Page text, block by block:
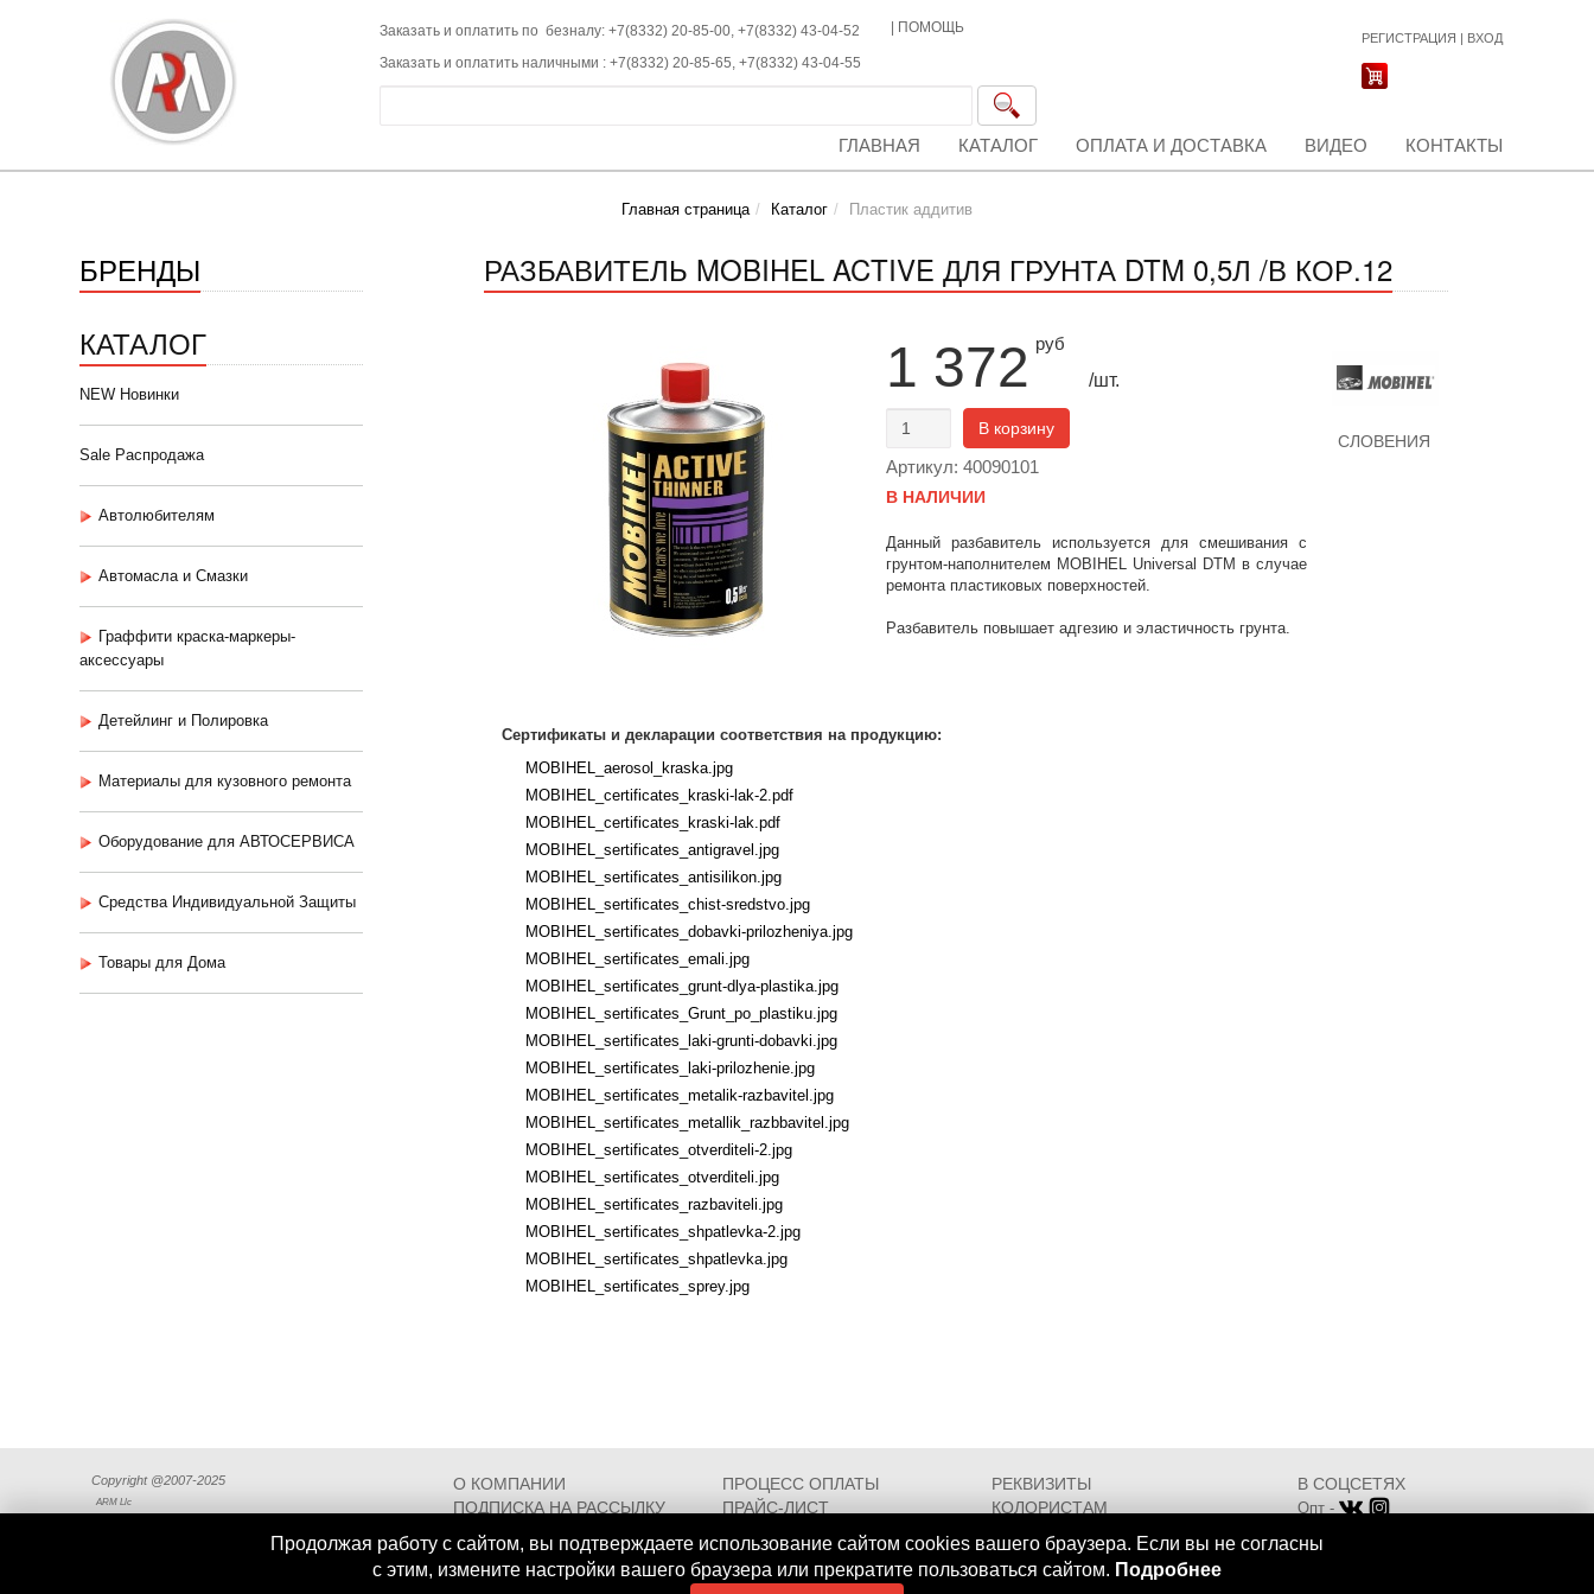
Заказать и оплатить по безналу: +7(8332) 20-85-00, +7(8332) 43-04-52
Заказать и оплатить наличными : +7(8332) 20-85-65, +7(8332) 43-04-55
ПОМОЩЬ
РЕГИСТРАЦИЯ | ВХОД
ГЛАВНАЯ КАТАЛОГ ОПЛАТА И ДОСТАВКА ВИДЕО КОНТАКТЫ
Главная страница Каталог Пластик аддитив
БРЕНДЫ
КАТАЛОГ
NEW Новинки
Sale Распродажа
Автолюбителям
Автомасла и Смазки
Граффити краска-маркеры-
аксессуары
Детейлинг и Полировка
Материалы для кузовного ремонта
Оборудование для АВТОСЕРВИСА
Средства Индивидуальной Защиты
Товары для Дома
РАЗБАВИТЕЛЬ MOBIHEL ACTIVE ДЛЯ ГРУНТА DTM 0,5Л /В КОР.12
1 372 руб
/шт.
В корзину
Артикул: 40090101
В НАЛИЧИИ
Данный разбавитель используется для смешивания с
грунтом-наполнителем MOBIHEL Universal DTM в случае
ремонта пластиковых поверхностей.
Разбавитель повышает адгезию и эластичность грунта.
СЛОВЕНИЯ
Сертификаты и декларации соответствия на продукцию:
MOBIHEL_aerosol_kraska.jpg
MOBIHEL_certificates_kraski-lak-2.pdf
MOBIHEL_certificates_kraski-lak.pdf
MOBIHEL_sertificates_antigravel.jpg
MOBIHEL_sertificates_antisilikon.jpg
MOBIHEL_sertificates_chist-sredstvo.jpg
MOBIHEL_sertificates_dobavki-prilozheniya.jpg
MOBIHEL_sertificates_emali.jpg
MOBIHEL_sertificates_grunt-dlya-plastika.jpg
MOBIHEL_sertificates_Grunt_po_plastiku.jpg
MOBIHEL_sertificates_laki-grunti-dobavki.jpg
MOBIHEL_sertificates_laki-prilozhenie.jpg
MOBIHEL_sertificates_metalik-razbavitel.jpg
MOBIHEL_sertificates_metallik_razbbavitel.jpg
MOBIHEL_sertificates_otverditeli-2.jpg
MOBIHEL_sertificates_otverditeli.jpg
MOBIHEL_sertificates_razbaviteli.jpg
MOBIHEL_sertificates_shpatlevka-2.jpg
MOBIHEL_sertificates_shpatlevka.jpg
MOBIHEL_sertificates_sprey.jpg
Продолжая работу с сайтом, вы подтверждаете использование сайтом cookies вашего браузера. Если вы не согласны
с этим, измените настройки вашего браузера или прекратите пользоваться сайтом. Подробнее
Copyright @2007-2025
ARM Llc
О КОМПАНИИ ПРОЦЕСС ОПЛАТЫ
РЕКВИЗИТЫ
ПОДПИСКА НА РАССЫЛКУ
ПРАЙС-ЛИСТ
КОЛОРИСТАМ
СХЕМА ПРОЕЗДА
В СОЦСЕТЯХ
Опт -